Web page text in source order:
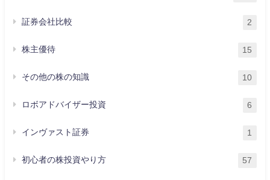
証券会社比較 2
株主優待 15
その他の株の知識 10
ロボアドバイザー投資 6
インヴァスト証券 1
初心者の株投資やり方 57